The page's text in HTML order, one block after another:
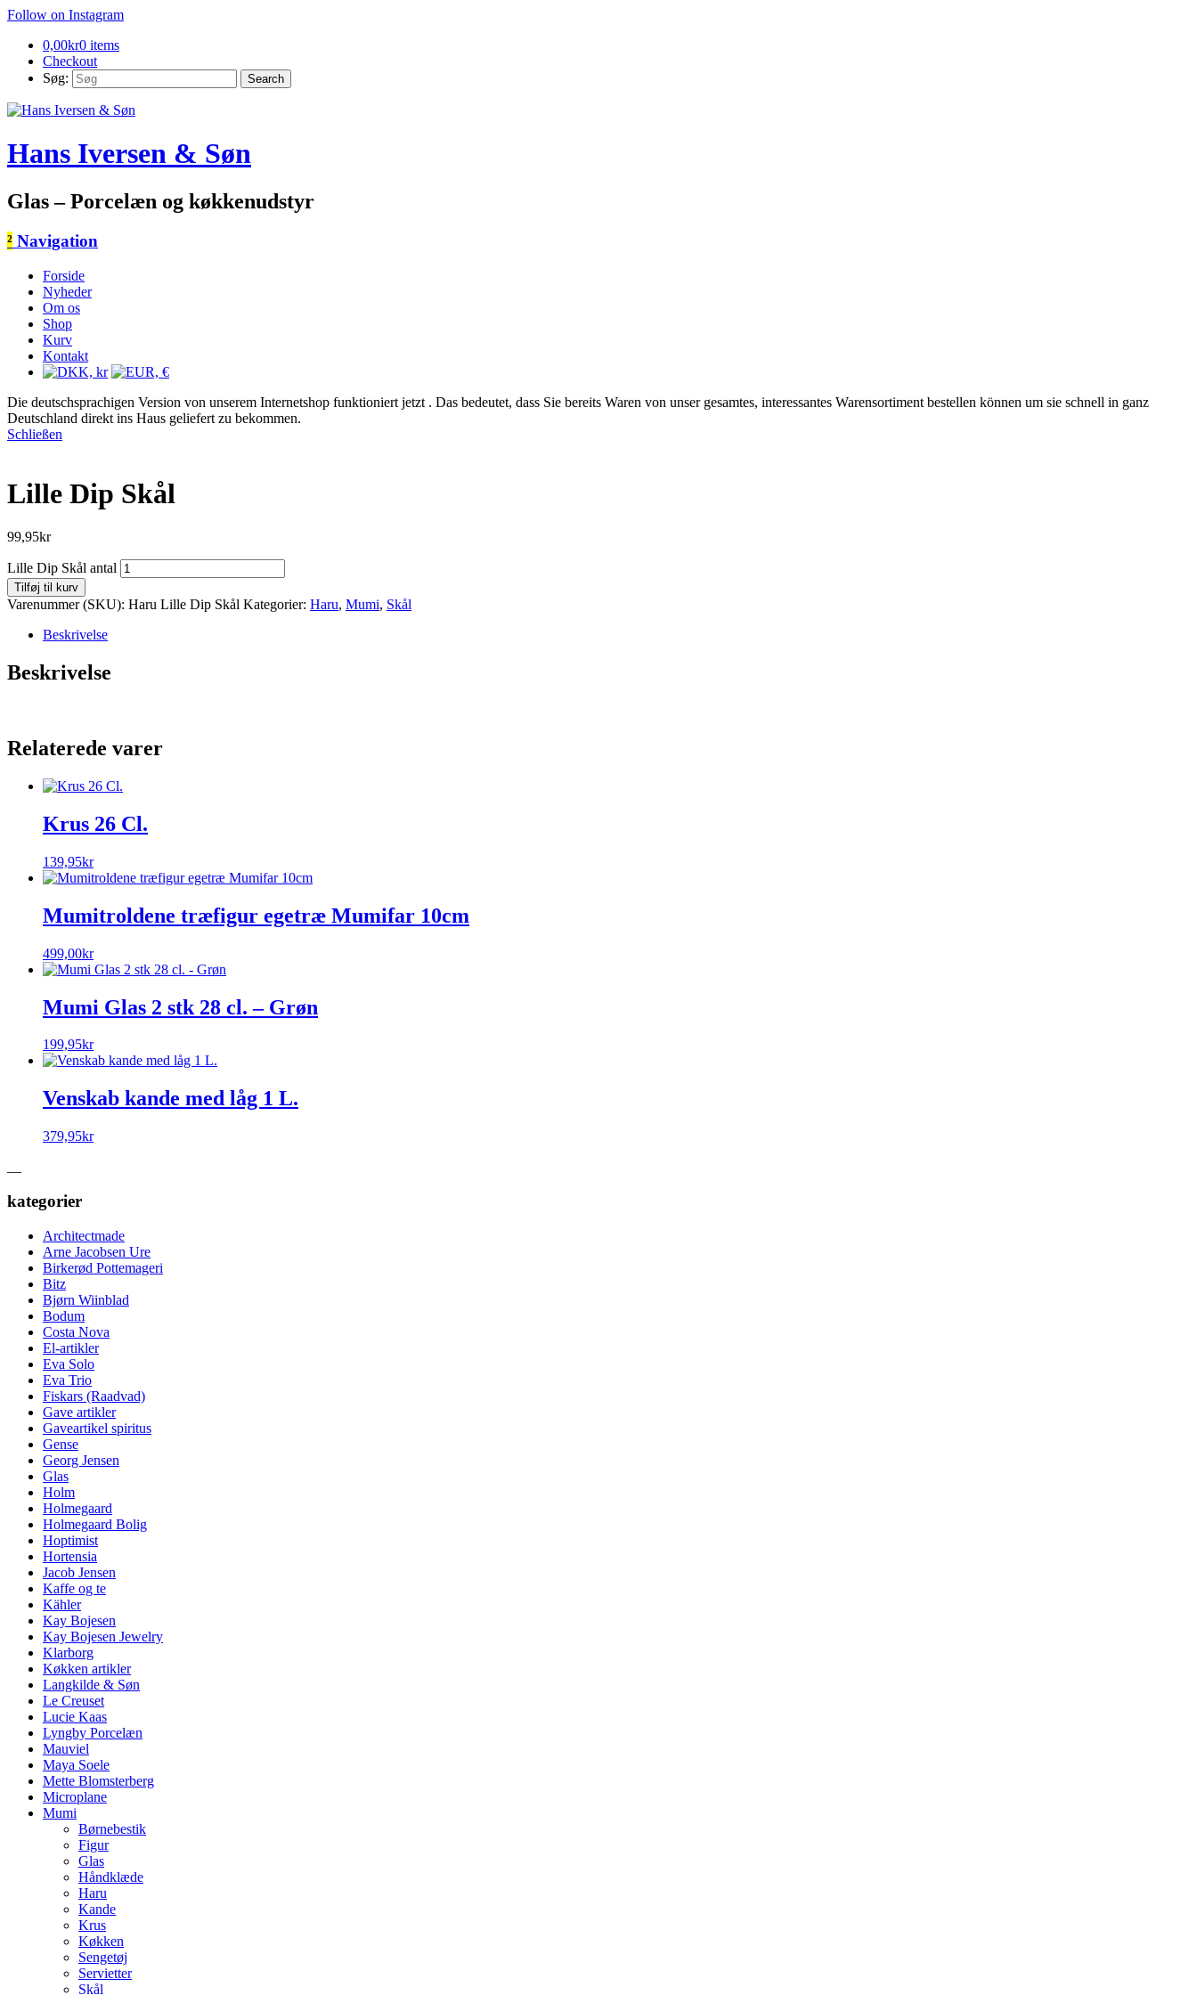
Follow on Instagram
0,00kr0 items
Checkout
Søg:
Hans Iversen & Søn
Glas – Porcelæn og køkkenudstyr
² Navigation
Forside
Nyheder
Om os
Shop
Kurv
Kontakt
Die deutschsprachigen Version von unserem Internetshop funktioniert jetzt . Das bedeutet, dass Sie bereits Waren von unser gesamtes, interessantes Warensortiment bestellen können um sie schnell in ganz
Deutschland direkt ins Haus geliefert zu bekommen.
Schließen
Lille Dip Skål
99,95kr
Lille Dip Skål antal
Tilføj til kurv
Varenummer (SKU): Haru Lille Dip Skål Kategorier: Haru, Mumi, Skål
Beskrivelse
Beskrivelse
Relaterede varer
Krus 26 Cl.
139,95kr
Mumitroldene træfigur egetræ Mumifar 10cm
499,00kr
Mumi Glas 2 stk 28 cl. – Grøn
199,95kr
Venskab kande med låg 1 L.
379,95kr
kategorier
Architectmade
Arne Jacobsen Ure
Birkerød Pottemageri
Bitz
Bjørn Wiinblad
Bodum
Costa Nova
El-artikler
Eva Solo
Eva Trio
Fiskars (Raadvad)
Gave artikler
Gaveartikel spiritus
Gense
Georg Jensen
Glas
Holm
Holmegaard
Holmegaard Bolig
Hoptimist
Hortensia
Jacob Jensen
Kaffe og te
Kähler
Kay Bojesen
Kay Bojesen Jewelry
Klarborg
Køkken artikler
Langkilde & Søn
Le Creuset
Lucie Kaas
Lyngby Porcelæn
Mauviel
Maya Soele
Mette Blomsterberg
Microplane
Mumi
Børnebestik
Figur
Glas
Håndklæde
Haru
Kande
Krus
Køkken
Sengetøj
Servietter
Skål